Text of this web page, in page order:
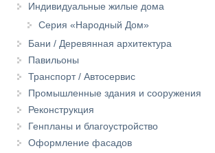
Индивидуальные жилые дома
Серия «Народный Дом»
Бани / Деревянная архитектура
Павильоны
Транспорт / Автосервис
Промышленные здания и сооружения
Реконструкция
Генпланы и благоустройство
Оформление фасадов